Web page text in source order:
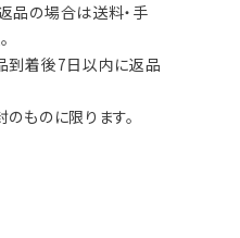
品の場合は送料・手
到着後7日以内に返品
ものに限ります。